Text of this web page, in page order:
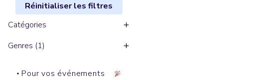
Réinitialiser les filtres
Catégories
Genres (1)
Pour vos événements